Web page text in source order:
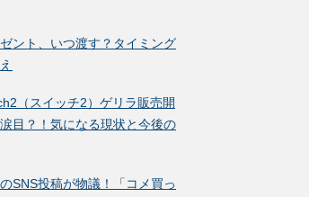
ント、いつ渡す？タイミング
（スイッチ2）ゲリラ販売開
目？！気になる現状と今後の
SNS投稿が物議！「コメ買っ